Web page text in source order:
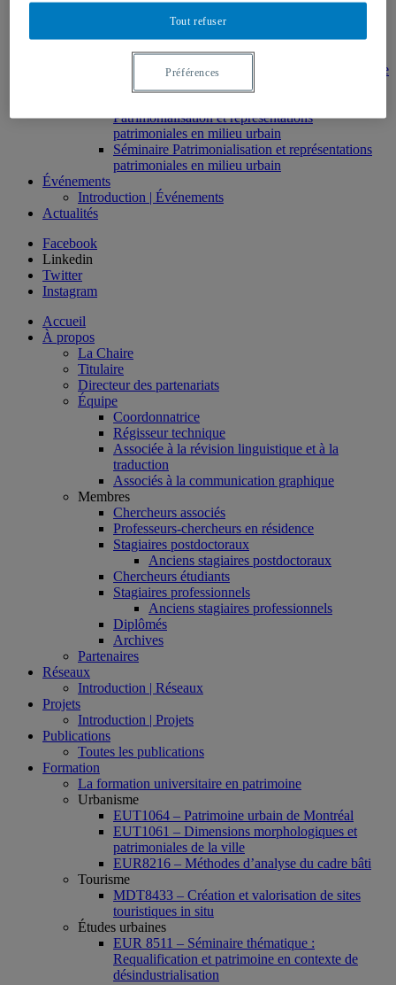
EUR8216 – Méthodes d’analyse du cadre bâti
EUR8460 – Patrimoine et requalification des
espaces urbains
EUR8511 – Patrimoine et développement local
EUT1065 – Gestion et valorisation du patrimoine
urbain
Patrimonialisation et représentations
patrimoniales en milieu urbain
Séminaire Patrimonialisation et représentations
patrimoniales en milieu urbain
Événements
Introduction | Événements
Actualités
Facebook
Linkedin
Twitter
Instagram
Accueil
À propos
La Chaire
Titulaire
Directeur des partenariats
Équipe
Coordonnatrice
Régisseur technique
Associée à la révision linguistique et à la
traduction
Associés à la communication graphique
Membres
Chercheurs associés
Professeurs-chercheurs en résidence
Stagiaires postdoctoraux
Anciens stagiaires postdoctoraux
Chercheurs étudiants
Stagiaires professionnels
Anciens stagiaires professionnels
Diplômés
Archives
Partenaires
Réseaux
Introduction | Réseaux
Projets
Introduction | Projets
Publications
Toutes les publications
Formation
La formation universitaire en patrimoine
Urbanisme
EUT1064 – Patrimoine urbain de Montréal
EUT1061 – Dimensions morphologiques et
patrimoniales de la ville
EUR8216 – Méthodes d’analyse du cadre bâti
Tourisme
MDT8433 – Création et valorisation de sites
touristiques in situ
Études urbaines
EUR 8511 – Séminaire thématique :
Requalification et patrimoine en contexte de
désindustrialisation
Tout refuser
Préférences